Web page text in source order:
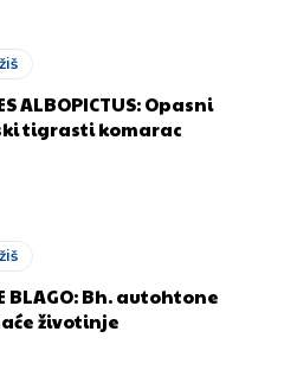
ALBOPICTUS: Opasni
tigrasti komarac
BLAGO: Bh. autohtone
životinje